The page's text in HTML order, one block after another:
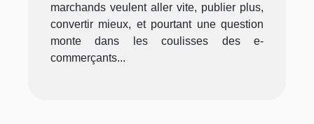
marchands veulent aller vite, publier plus,
convertir mieux, et pourtant une question
monte dans les coulisses des e-
commerçants...